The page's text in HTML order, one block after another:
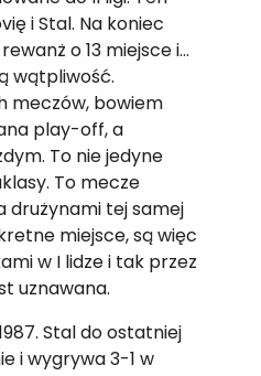
i Stal. Na koniec
o 13 miejsce i…
wątpliwość.
meczów, bowiem
play-off, a
To nie jedyne
To mecze
drużynami tej samej
miejsce, są więc
w I lidze i tak przez
uznawana.
Stal do ostatniej
i wygrywa 3-1 w